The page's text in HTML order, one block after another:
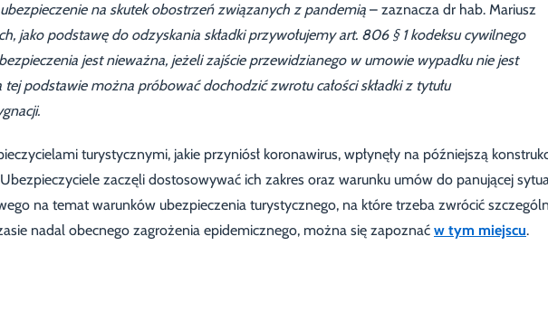
na skutek obostrzeń związanych z pandemią – zaznacza dr hab. Mariusz
jako podstawę do odzyskania składki przywołujemy art. 806 § 1 kodeksu cywilnego
jest nieważna, jeżeli zajście przewidzianego w umowie wypadku nie jest
podstawie można próbować dochodzić zwrotu całości składki z tytułu
turystycznymi, jakie przyniósł koronawirus, wpłynęły na późniejszą
zaczęli dostosowywać ich zakres oraz warunku umów do panującej
na temat warunków ubezpieczenia turystycznego, na które trzeba zwrócić
nadal obecnego zagrożenia epidemicznego, można się zapoznać w tym miejscu.